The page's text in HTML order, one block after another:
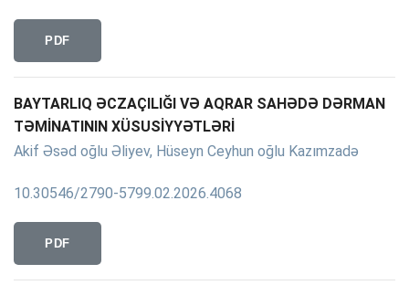
PDF
BAYTARLIQ ƏCZAÇILIĞI VƏ AQRAR SAHƏDƏ DƏRMAN
TƏMİNATININ XÜSUSİYYƏTLƏRİ
Akif Əsəd oğlu Əliyev, Hüseyn Ceyhun oğlu Kazımzadə
10.30546/2790-5799.02.2026.4068
PDF